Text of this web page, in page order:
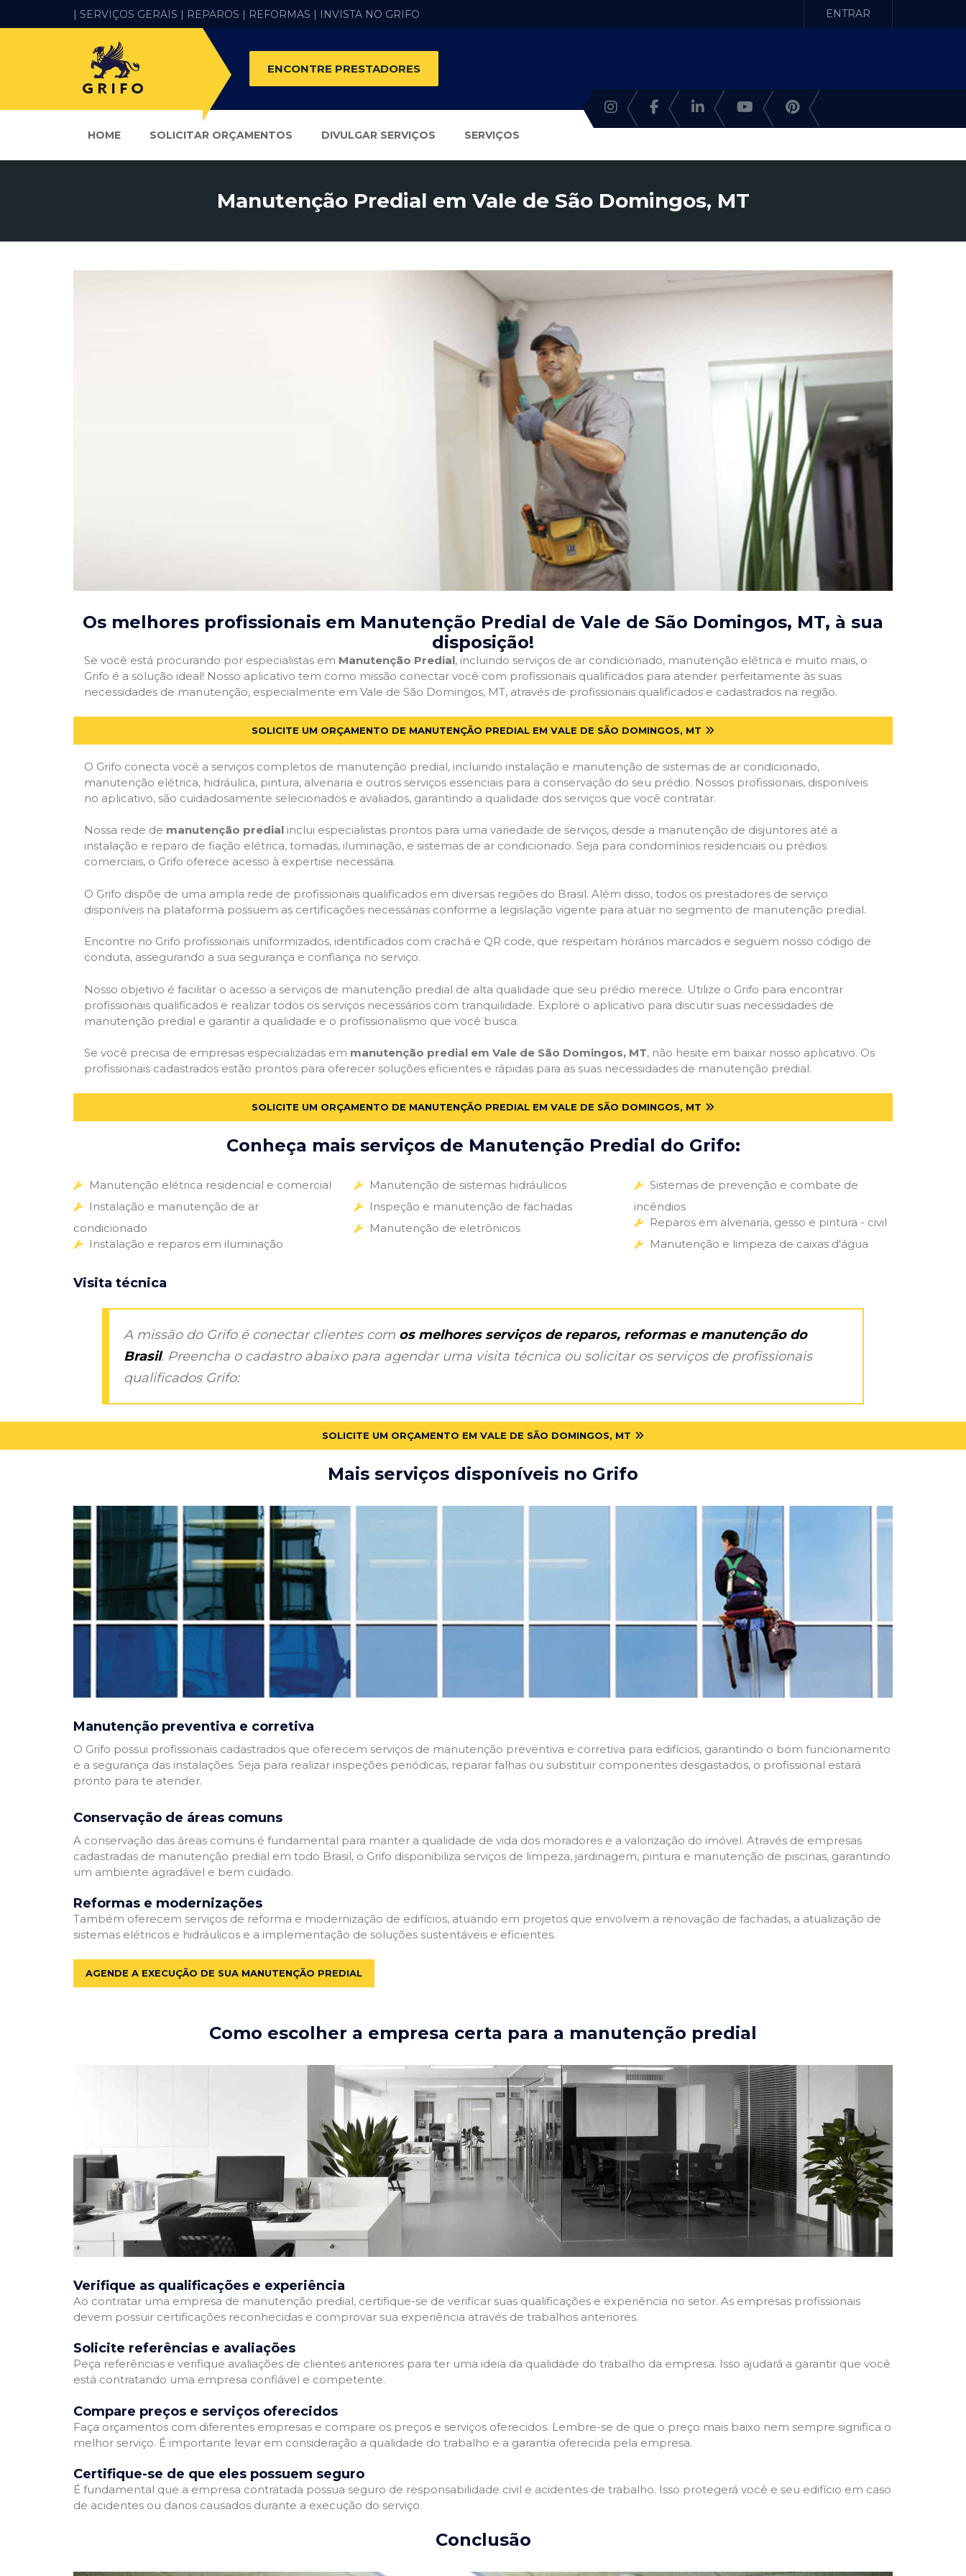
| SERVIÇOS GERAIS | REPAROS | REFORMAS | INVISTA NO GRIFO ENTRAR
ENCONTRE PRESTADORES
HOME SOLICITAR ORÇAMENTOS DIVULGAR SERVIÇOS SERVIÇOS
Manutenção Predial em Vale de São Domingos, MT
Os melhores profissionais em Manutenção Predial de Vale de São Domingos, MT, à sua
disposição!
Se você está procurando por especialistas em Manutenção Predial, incluindo serviços de ar condicionado, manutenção elétrica e muito mais, o
Grifo é a solução ideal! Nosso aplicativo tem como missão conectar você com profissionais qualificados para atender perfeitamente às suas
necessidades de manutenção, especialmente em Vale de São Domingos, MT, através de profissionais qualificados e cadastrados na região.
SOLICITE UM ORÇAMENTO DE MANUTENÇÃO PREDIAL EM VALE DE SÃO DOMINGOS, MT
O Grifo conecta você a serviços completos de manutenção predial, incluindo instalação e manutenção de sistemas de ar condicionado,
manutenção elétrica, hidráulica, pintura, alvenaria e outros serviços essenciais para a conservação do seu prédio. Nossos profissionais, disponíveis
no aplicativo, são cuidadosamente selecionados e avaliados, garantindo a qualidade dos serviços que você contratar.
Nossa rede de manutenção predial inclui especialistas prontos para uma variedade de serviços, desde a manutenção de disjuntores até a
instalação e reparo de fiação elétrica, tomadas, iluminação, e sistemas de ar condicionado. Seja para condomínios residenciais ou prédios
comerciais, o Grifo oferece acesso à expertise necessária.
O Grifo dispõe de uma ampla rede de profissionais qualificados em diversas regiões do Brasil. Além disso, todos os prestadores de serviço
disponíveis na plataforma possuem as certificações necessárias conforme a legislação vigente para atuar no segmento de manutenção predial.
Encontre no Grifo profissionais uniformizados, identificados com crachá e QR code, que respeitam horários marcados e seguem nosso código de
conduta, assegurando a sua segurança e confiança no serviço.
Nosso objetivo é facilitar o acesso a serviços de manutenção predial de alta qualidade que seu prédio merece. Utilize o Grifo para encontrar
profissionais qualificados e realizar todos os serviços necessários com tranquilidade. Explore o aplicativo para discutir suas necessidades de
manutenção predial e garantir a qualidade e o profissionalismo que você busca.
Se você precisa de empresas especializadas em manutenção predial em Vale de São Domingos, MT, não hesite em baixar nosso aplicativo. Os
profissionais cadastrados estão prontos para oferecer soluções eficientes e rápidas para as suas necessidades de manutenção predial.
SOLICITE UM ORÇAMENTO DE MANUTENÇÃO PREDIAL EM VALE DE SÃO DOMINGOS, MT
Conheça mais serviços de Manutenção Predial do Grifo:
Manutenção elétrica residencial e comercial
Instalação e manutenção de ar
condicionado
Instalação e reparos em iluminação
Manutenção de sistemas hidráulicos
Inspeção e manutenção de fachadas
Manutenção de eletrônicos
Sistemas de prevenção e combate de
incêndios
Reparos em alvenaria, gesso e pintura - civil
Manutenção e limpeza de caixas d'água
Visita técnica
A missão do Grifo é conectar clientes com os melhores serviços de reparos, reformas e manutenção do
Brasil. Preencha o cadastro abaixo para agendar uma visita técnica ou solicitar os serviços de profissionais
qualificados Grifo:
SOLICITE UM ORÇAMENTO EM VALE DE SÃO DOMINGOS, MT
Mais serviços disponíveis no Grifo
Manutenção preventiva e corretiva
O Grifo possui profissionais cadastrados que oferecem serviços de manutenção preventiva e corretiva para edifícios, garantindo o bom funcionamento
e a segurança das instalações. Seja para realizar inspeções periódicas, reparar falhas ou substituir componentes desgastados, o profissional estará
pronto para te atender.
Conservação de áreas comuns
A conservação das áreas comuns é fundamental para manter a qualidade de vida dos moradores e a valorização do imóvel. Através de empresas
cadastradas de manutenção predial em todo Brasil, o Grifo disponibiliza serviços de limpeza, jardinagem, pintura e manutenção de piscinas, garantindo
um ambiente agradável e bem cuidado.
Reformas e modernizações
Também oferecem serviços de reforma e modernização de edifícios, atuando em projetos que envolvem a renovação de fachadas, a atualização de
sistemas elétricos e hidráulicos e a implementação de soluções sustentáveis e eficientes.
AGENDE A EXECUÇÃO DE SUA MANUTENÇÃO PREDIAL
Como escolher a empresa certa para a manutenção predial
Verifique as qualificações e experiência
Ao contratar uma empresa de manutenção predial, certifique-se de verificar suas qualificações e experiência no setor. As empresas profissionais
devem possuir certificações reconhecidas e comprovar sua experiência através de trabalhos anteriores.
Solicite referências e avaliações
Peça referências e verifique avaliações de clientes anteriores para ter uma ideia da qualidade do trabalho da empresa. Isso ajudará a garantir que você
está contratando uma empresa confiável e competente.
Compare preços e serviços oferecidos
Faça orçamentos com diferentes empresas e compare os preços e serviços oferecidos. Lembre-se de que o preço mais baixo nem sempre significa o
melhor serviço. É importante levar em consideração a qualidade do trabalho e a garantia oferecida pela empresa.
Certifique-se de que eles possuem seguro
É fundamental que a empresa contratada possua seguro de responsabilidade civil e acidentes de trabalho. Isso protegerá você e seu edifício em caso
de acidentes ou danos causados durante a execução do serviço.
Conclusão